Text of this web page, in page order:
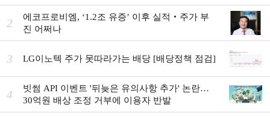
2
에코프로비엠, ‘1.2조 유증’ 이후 실적‧주가 부
진 어쩌나
3 LG이노텍 주가 못따라가는 배당 [배당정책 점검]
4
빗썸 API 이벤트 '뒤늦은 유의사항 추가' 논란…
30억원 배상 조정 거부에 이용자 반발